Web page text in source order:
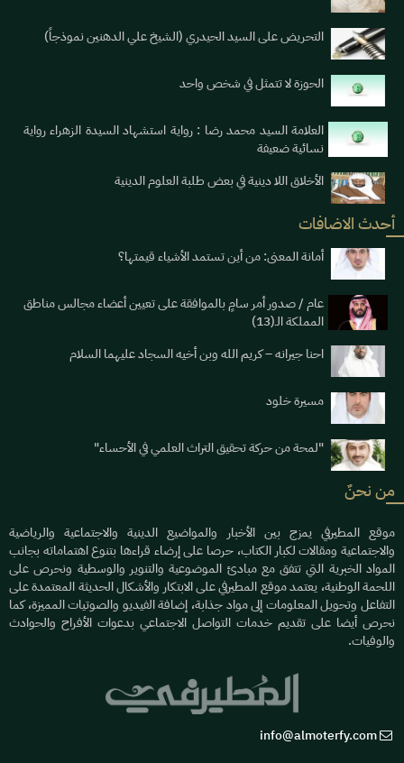
التحريض على السيد الحيدري (الشيخ علي الدهنين نموذجاً)
الحوزة لا تتمثل في شخص واحد
العلامة السيد محمد رضا : رواية استشهاد السيدة الزهراء رواية
نسائية ضعيفة
الأخلاق اللا دينية في بعض طلبة العلوم الدينية
أحدث الاضافات
أمانة المعنى: من أين تستمد الأشياء قيمتها؟
عام / صدور أمر سامٍ بالموافقة على تعيين أعضاء مجالس مناطق
المملكة الـ(13)
احنا جيرانه – كريم الله وبن أخيه السجاد عليهما السلام
مسيرة خلود
"لمحة من حركة تحقيق التراث العلمي في الأحساء"
من نحنٌ
موقع المطيرفي يمزج بين الأخبار والمواضيع الدينية والاجتماعية والرياضية
والاجتماعية ومقالات لكبار الكتاب، حرصا على إرضاء قراءها بتنوع اهتماماته بجانب
المواد الخبرية التي تتفق مع مبادئ الموضوعية والتنوير والوسطية ونحرص على
اللحمة الوطنية، يعتمد موقع المطيرفي على الابتكار والأشكال الحديثة المعتمدة على
التفاعل وتحويل المعلومات إلى مواد جذابة، إضافة الفيديو والصوتيات المميزة، كما
نحرص أيضا على تقديم خدمات التواصل الاجتماعي بدعوات الأفراح والحوادث
والوفيات.
info@almoterfy.com